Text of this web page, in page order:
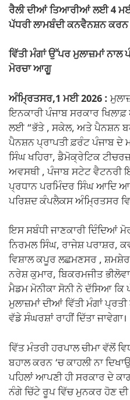
ਰੈਲੀ ਦੀਆਂ ਤਿਆਰੀਆਂ ਲਈ 4 ਮਈ
ਪੱਧਰੀ ਲਾਮਬੰਦੀ ਕਨਵੈਨਸ਼ਨ ਕਰਨ
ਵਿੱਤੀ ਮੰਗਾਂ ਉੱਪਰ ਮੁਲਾਜ਼ਮਾਂ
ਮੋਰਚਾ ਆਗੂ
ਅੰਮ੍ਰਿਤਸਰ,1 ਮਈ 2026 :
ਇਨਕਾਰੀ ਪੰਜਾਬ ਸਰਕਾਰ
ਲਈ “ਭੱਤੇ , ਸਕੇਲ, ਅਤੇ ਪੈਨਸ਼ਨ
ਪੈਨਸ਼ਨ ਪ੍ਰਾਪਤੀ ਫ਼ਰੰਟ ਪੰਜਾਬ ਦੇ
ਸਿੰਘ ਖਹਿਰਾ, ਡੈਮੋਕ੍ਰੇਟਿਕ
ਅਵਸਥੀ , ਪੰਜਾਬ ਸਟੇਟ ਵੈਟਨਰੀ
ਪ੍ਰਧਾਨ ਪਰਮਿੰਦਰ ਸਿੰਘ‌ ਆਦਿ
ਪਰਿਸ਼ਦ ਕੰਪਲੈਕਸ ਅੰਮ੍ਰਿਤਸਰ
ਇਸ ਸਬੰਧੀ ਜਾਣਕਾਰੀ ਦਿੰਦਿਆਂ
ਨਿਰਮਲ ਸਿੰਘ, ਰਾਜੇਸ਼ ਪਰਾਸ਼ਰ,
ਵਿਸ਼ਾਲ ਕਪੂਰ ਲਛਮਣਸਰ ,
ਨਰੇਸ਼ ਕੁਮਾਰ, ਬਿਕਰਮਜੀਤ
ਮੈਡਮ ਮੋਨੀਕਾ ਸੋਨੀ ਨੇ ਦੱਸਿਆ ਕਿ
ਮੁਲਾਜ਼ਮਾਂ ਦੀਆਂ ਵਿੱਤੀ ਮੰਗਾਂ
ਵੱਡੇ ਸੰਘਰਸ਼ਾਂ ਰਾਹੀਂ ਦਿੱਤਾ ਜਾਵੇਗਾ।
ਵਿੱਤ ਮੰਤਰੀ ਹਰਪਾਲ ਚੀਮਾ ਵੱਲੋਂ
ਬਹਾਲ ਕਰਨ ‘ਚ ਕਾਹਲੀ ਨਾ
ਪਹਿਲਾਂ ਆਪਣੀ ਹੀ ਸਰਕਾਰ ਦੇ
ਨੰਗੇ ਚਿੱਟੇ ਰੂਪ ਵਿੱਚ ਮੁਨਕਰ ਹੋਣ ਦੀ